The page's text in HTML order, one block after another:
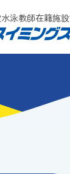
泳教師在籍施設
いて
ス紹介